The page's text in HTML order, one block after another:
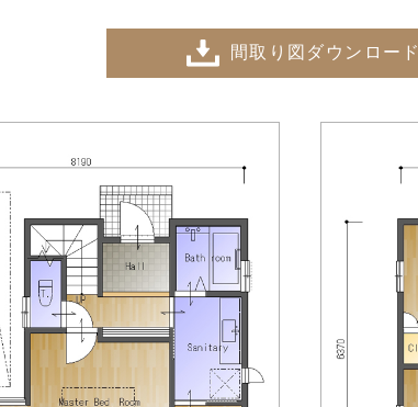
間取り図ダウンロード